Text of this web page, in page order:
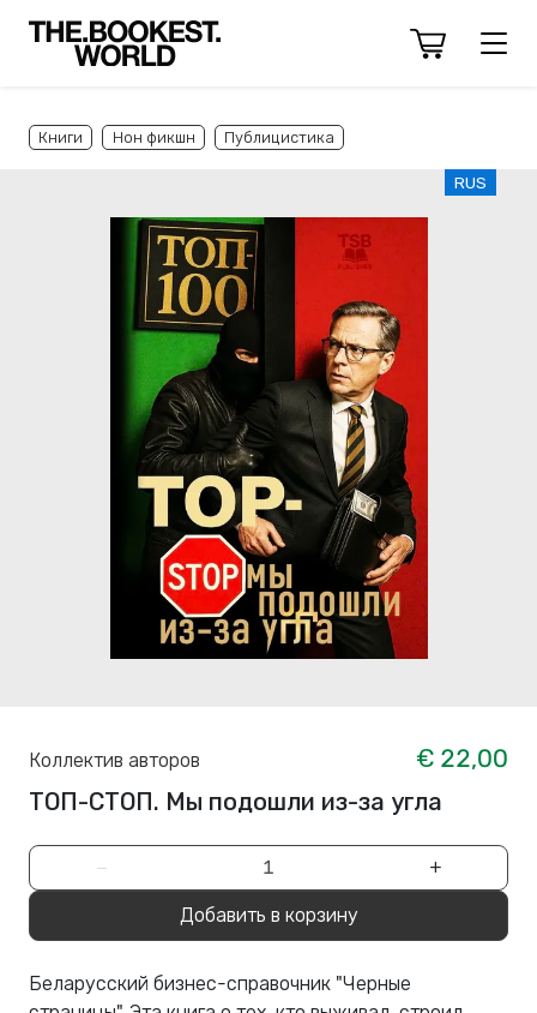
Книги Нон фикшн Публицистика
RUS
Коллектив авторов
€ 22,00
ТОП-СТОП. Мы подошли из-за угла
− +
Добавить в корзину
Беларусский бизнес-справочник "Черные